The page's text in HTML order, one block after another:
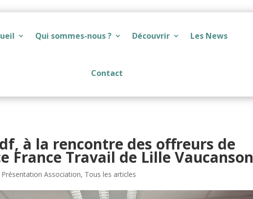
Qui sommes-nous ? Découvrir Les News
Contact
à la rencontre des offreurs de
France Travail de Lille Vaucanson
Présentation Association, Tous les articles